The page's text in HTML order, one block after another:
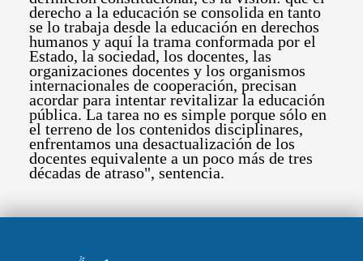
derecho a la educación se consolida en tanto
se lo trabaja desde la educación en derechos
humanos y aquí la trama conformada por el
Estado, la sociedad, los docentes, las
organizaciones docentes y los organismos
internacionales de cooperación, precisan
acordar para intentar revitalizar la educación
pública. La tarea no es simple porque sólo en
el terreno de los contenidos disciplinares,
enfrentamos una desactualización de los
docentes equivalente a un poco más de tres
décadas de atraso", sentencia.